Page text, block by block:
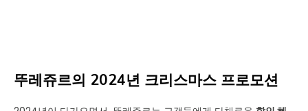
뚜레쥬르의 2024년 크리스마스 프로모션